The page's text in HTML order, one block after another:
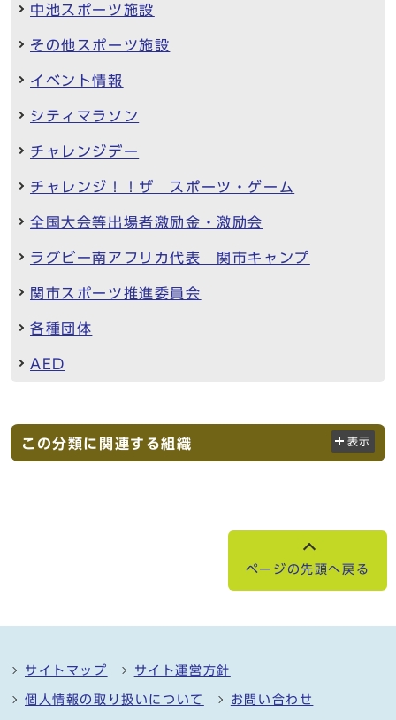
中池スポーツ施設
その他スポーツ施設
イベント情報
シティマラソン
チャレンジデー
チャレンジ！！ザ スポーツ・ゲーム
全国大会等出場者激励金・激励会
ラグビー南アフリカ代表 関市キャンプ
関市スポーツ推進委員会
各種団体
AED
この分類に関連する組織 表示
ページの先頭へ戻る
サイトマップ サイト運営方針
個人情報の取り扱いについて お問い合わせ